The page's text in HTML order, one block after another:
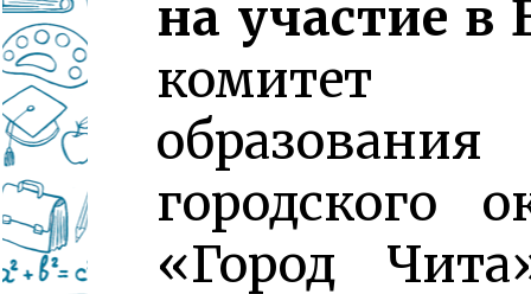
на участие в
комитет
образования
городского
«Город